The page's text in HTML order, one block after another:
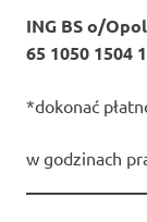
ING BS o/
65 1050 1504
*dokonać
w godzinach